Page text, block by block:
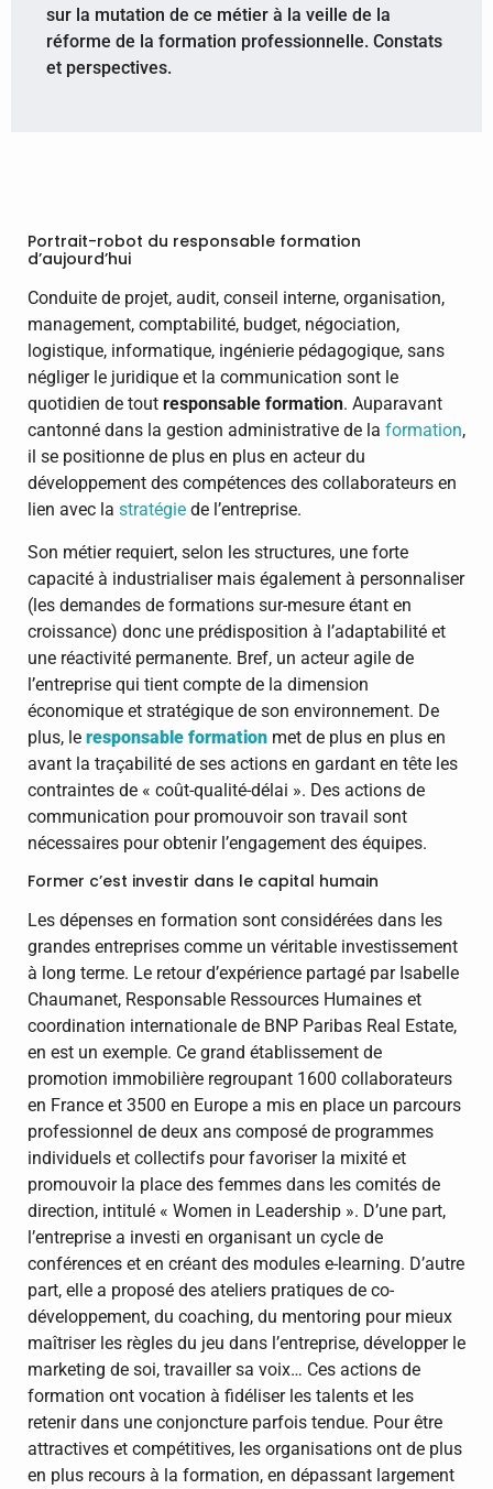
sur la mutation de ce métier à la veille de la
réforme de la formation professionnelle. Constats
et perspectives.
Portrait-robot du responsable formation
d’aujourd’hui
Conduite de projet, audit, conseil interne, organisation,
management, comptabilité, budget, négociation,
logistique, informatique, ingénierie pédagogique, sans
négliger le juridique et la communication sont le
quotidien de tout responsable formation. Auparavant
cantonné dans la gestion administrative de la formation,
il se positionne de plus en plus en acteur du
développement des compétences des collaborateurs en
lien avec la stratégie de l’entreprise.
Son métier requiert, selon les structures, une forte
capacité à industrialiser mais également à personnaliser
(les demandes de formations sur-mesure étant en
croissance) donc une prédisposition à l’adaptabilité et
une réactivité permanente. Bref, un acteur agile de
l’entreprise qui tient compte de la dimension
économique et stratégique de son environnement. De
plus, le responsable formation met de plus en plus en
avant la traçabilité de ses actions en gardant en tête les
contraintes de « coût-qualité-délai ». Des actions de
communication pour promouvoir son travail sont
nécessaires pour obtenir l’engagement des équipes.
Former c’est investir dans le capital humain
Les dépenses en formation sont considérées dans les
grandes entreprises comme un véritable investissement
à long terme. Le retour d’expérience partagé par Isabelle
Chaumanet, Responsable Ressources Humaines et
coordination internationale de BNP Paribas Real Estate,
en est un exemple. Ce grand établissement de
promotion immobilière regroupant 1600 collaborateurs
en France et 3500 en Europe a mis en place un parcours
professionnel de deux ans composé de programmes
individuels et collectifs pour favoriser la mixité et
promouvoir la place des femmes dans les comités de
direction, intitulé « Women in Leadership ». D’une part,
l’entreprise a investi en organisant un cycle de
conférences et en créant des modules e-learning. D’autre
part, elle a proposé des ateliers pratiques de co-
développement, du coaching, du mentoring pour mieux
maîtriser les règles du jeu dans l’entreprise, développer le
marketing de soi, travailler sa voix… Ces actions de
formation ont vocation à fidéliser les talents et les
retenir dans une conjoncture parfois tendue. Pour être
attractives et compétitives, les organisations ont de plus
en plus recours à la formation, en dépassant largement